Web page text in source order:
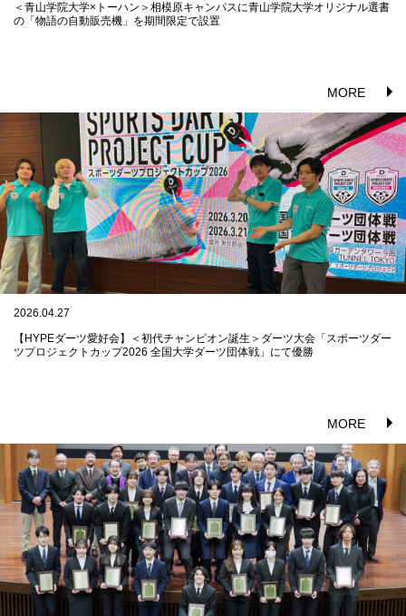
＜青山学院大学×トーハン＞相模原キャンパスに青山学院大学オリジナル選書
の「物語の自動販売機」を期間限定で設置
MORE
2026.04.27
【HYPEダーツ愛好会】＜初代チャンピオン誕生＞ダーツ大会「スポーツダー
ツプロジェクトカップ2026 全国大学ダーツ団体戦」にて優勝
MORE